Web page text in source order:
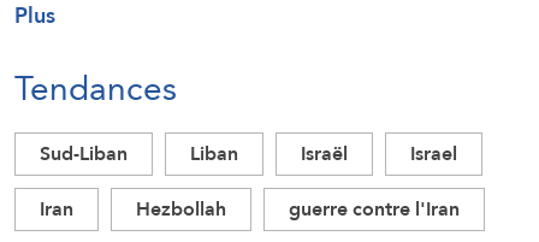
Plus
Tendances
Sud-Liban Liban Israël
Israel
Iran
Hezbollah
guerre contre l'Iran